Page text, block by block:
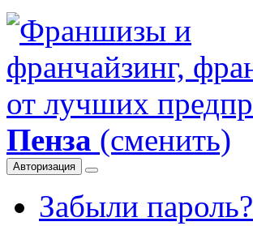
Пенза (сменить)
Авторизация
Забыли пароль?